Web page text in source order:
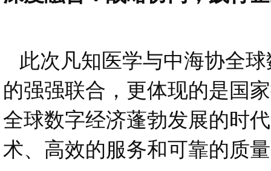
此次凡知医学与中海协全
的强强联合，更体现的是国
全球数字经济蓬勃发展的时
术、高效的服务和可靠的质